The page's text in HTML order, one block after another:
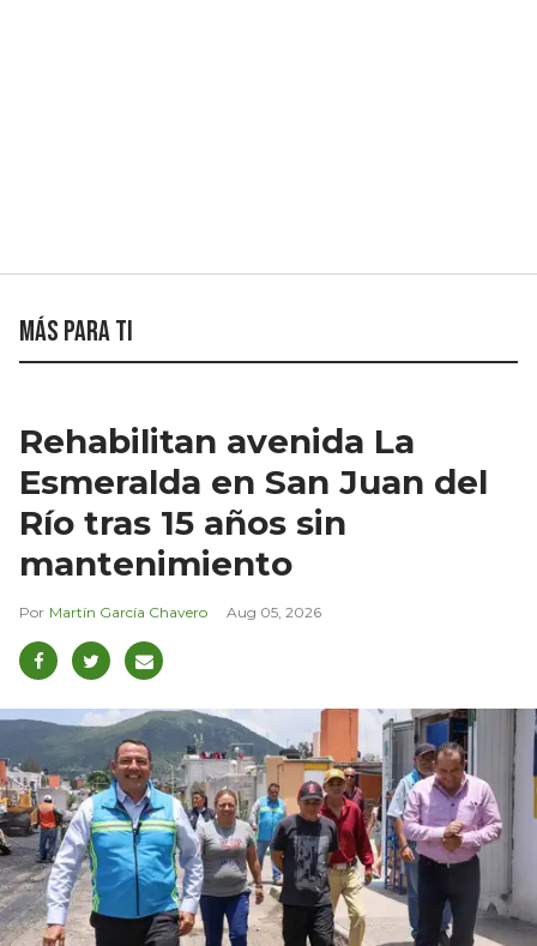
Más para ti
Rehabilitan avenida La
Esmeralda en San Juan del
Río tras 15 años sin
mantenimiento
Martín García Chavero Aug 05, 2026